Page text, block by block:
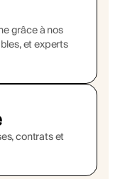
grâce à nos
et experts
contrats et